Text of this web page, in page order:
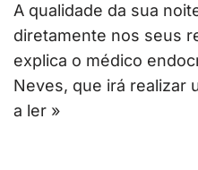
A qualidade da sua
diretamente nos seus
explica o médico
Neves, que irá realizar
a ler »